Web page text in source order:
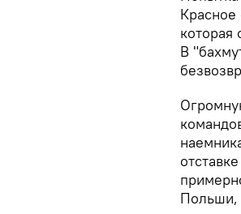
Красное
которая
В
Польши,